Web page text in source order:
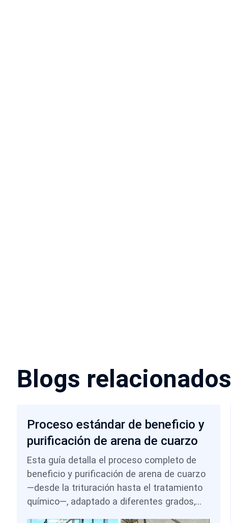
Blogs relacionados
Proceso estándar de beneficio y
purificación de arena de cuarzo
Esta guía detalla el proceso completo de
beneficio y purificación de arena de cuarzo
—desde la trituración hasta el tratamiento
químico—, adaptado a diferentes grados,